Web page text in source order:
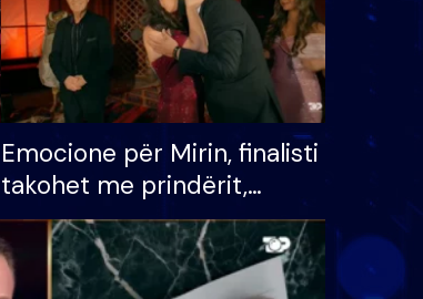
Emocione për Mirin, finalisti
takohet me prindërit,
vajzën dhe bashkëshorten:
S’kemi ndonjë letër divorci
apo jo?